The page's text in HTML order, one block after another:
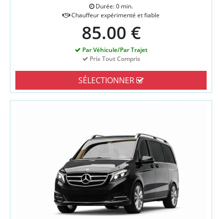
Durée: 0 min.
Chauffeur expérimenté et fiable
85.00 €
Par Véhicule/Par Trajet
Prix Tout Compris
SÉLECTIONNER